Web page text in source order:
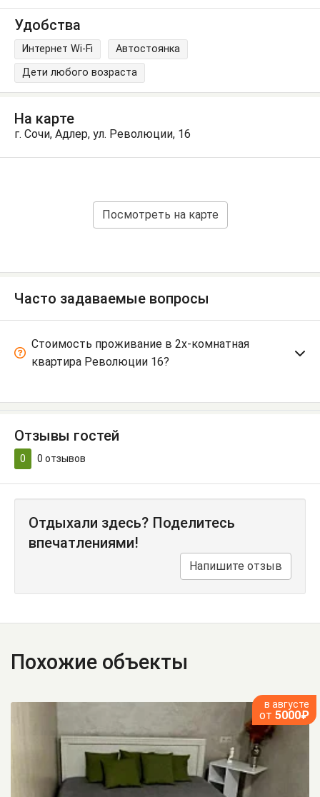
Удобства
Интернет Wi-Fi
Автостоянка
Дети любого возраста
На карте
г. Сочи, Адлер, ул. Революции, 16
Посмотреть на карте
Часто задаваемые вопросы
Стоимость проживание в 2х-комнатная
квартира Революции 16?
Отзывы гостей
0 0 отзывов
Отдыхали здесь? Поделитесь
впечатлениями!
Напишите отзыв
Похожие объекты
в августе
от 5000₽